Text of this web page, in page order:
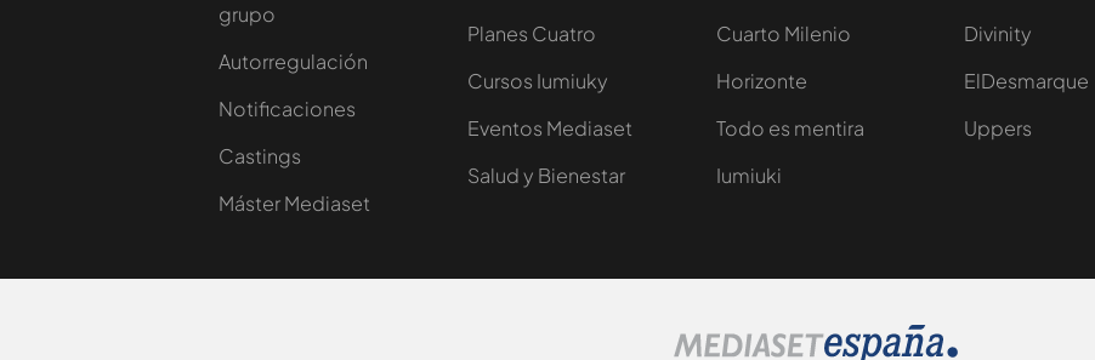
grupo
Autorregulación
Notificaciones
Castings
Máster Mediaset
Planes Cuatro
Cursos Iumiuky
Eventos Mediaset
Salud y Bienestar
Cuarto Milenio
Horizonte
Todo es mentira
Iumiuki
Divinity
ElDesmarque
Uppers